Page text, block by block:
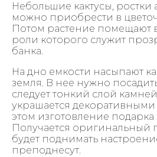
Небольшие кактусы, ростки
можно приобрести в
Потом растение помещают
роли которого служит
банка.
На дно емкости насыпают
земля. В нее нужно
следует тонкий слой
украшается
этом изготовление
Получается оригинальный
будет поднимать
преподнесут.